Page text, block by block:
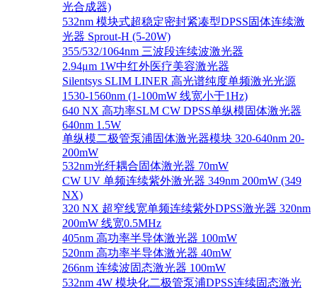
光合成器)
532nm 模块式超稳定密封紧凑型DPSS固体连续激
光器 Sprout-H (5-20W)
355/532/1064nm 三波段连续波激光器
2.94μm 1W中红外医疗美容激光器
Silentsys SLIM LINER 高光谱纯度单频激光光源
1530-1560nm (1-100mW 线宽小于1Hz)
640 NX 高功率SLM CW DPSS单纵模固体激光器
640nm 1.5W
单纵模二极管泵浦固体激光器模块 320-640nm 20-
200mW
532nm光纤耦合固体激光器 70mW
CW UV 单频连续紫外激光器 349nm 200mW (349
NX)
320 NX 超窄线宽单频连续紫外DPSS激光器 320nm
200mW 线宽0.5MHz
405nm 高功率半导体激光器 100mW
520nm 高功率半导体激光器 40mW
266nm 连续波固态激光器 100mW
532nm 4W 模块化二极管泵浦DPSS连续固态激光